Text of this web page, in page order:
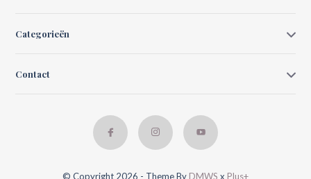
Categorieën
Contact
© Copyright 2026 - Theme By DMWS x Plus+